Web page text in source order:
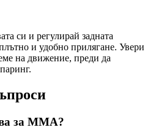
си и регулирай задната
и удобно прилягане. Увери
на движение, преди да
за ММА?